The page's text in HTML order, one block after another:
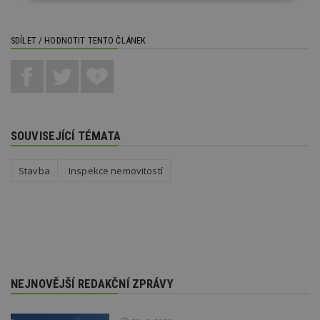
SDÍLET / HODNOTIT TENTO ČLÁNEK
SOUVISEJÍCÍ TÉMATA
Stavba Inspekce nemovitostí
NEJNOVĚJŠÍ REDAKČNÍ ZPRÁVY
uživatele a správa účtu. Webové stránky nelze bez
nezbytně nutných souborů cookie správně